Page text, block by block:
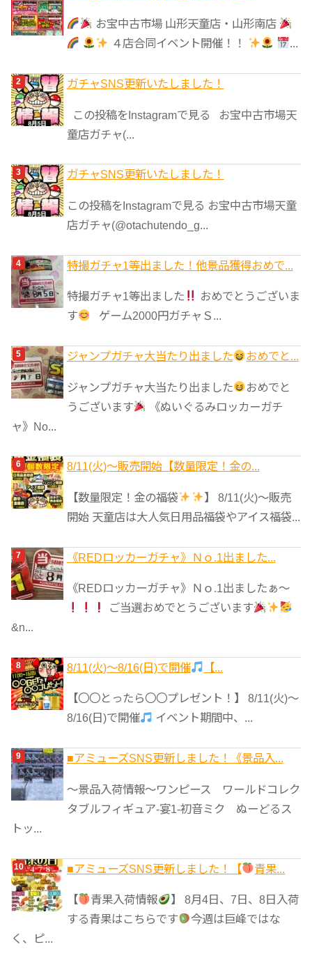
リ
ー
お宝中古市場 山形天童店・山形南店
４店合同イベント開催！！
...
ガチャSNS更新いたしました！
この投稿をInstagramで見る お宝中古市場天
童店ガチャ(...
ガチャSNS更新いたしました！
この投稿をInstagramで見る お宝中古市場天童
店ガチャ(@otachutendo_g...
特撮ガチャ1等出ました！他景品獲得おめで...
特撮ガチャ1等出ました
おめでとうございま
す
ゲーム2000円ガチャＳ...
ジャンプガチャ大当たり出ました おめでと...
ジャンプガチャ大当たり出ました
おめでと
うございます
《ぬいぐるみロッカーガチ
ャ》No...
8/11(火)～販売開始【数量限定！金の...
【数量限定！金の福袋
】 8/11(火)～販売
開始 天童店は大人気日用品福袋やアイス福袋...
《REDロッカーガチャ》Ｎｏ.1出ました...
《REDロッカーガチャ》Ｎｏ.1出ましたぁ～
ご当選おめでとうございます
&n...
8/11(火)～8/16(日)で開催 【...
【〇〇とったら〇〇プレゼント！】 8/11(火)～
8/16(日)で開催
イベント期間中、...
■アミューズSNS更新しました！《景品入...
～景品入荷情報～ワンピース ワールドコレク
タブルフィギュア-宴1-初音ミク ぬーどるス
トッ...
■アミューズSNS更新しました！【 青果...
【 青果入荷情報
】 8月4日、7日、8日入荷
する青果はこちらです
今週は巨峰ではな
く、ピ...